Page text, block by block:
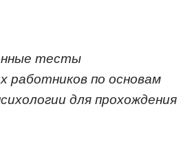
тесты
работников по основам
для прохождения